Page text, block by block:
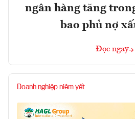
ngân hàng tăng
bao phủ nợ
Đọc ngay
Doanh nghiệp niêm yết